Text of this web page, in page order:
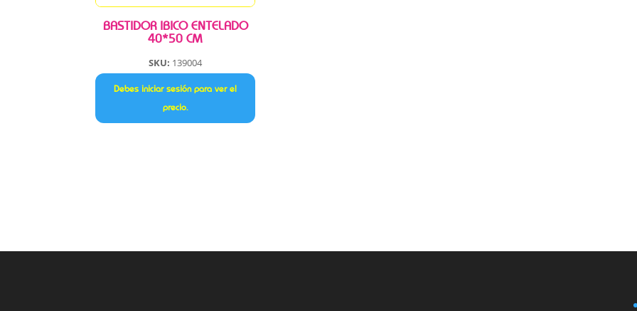
BASTIDOR IBICO ENTELADO
40*50 CM
SKU: 139004
Debes iniciar sesión para ver el
precio.